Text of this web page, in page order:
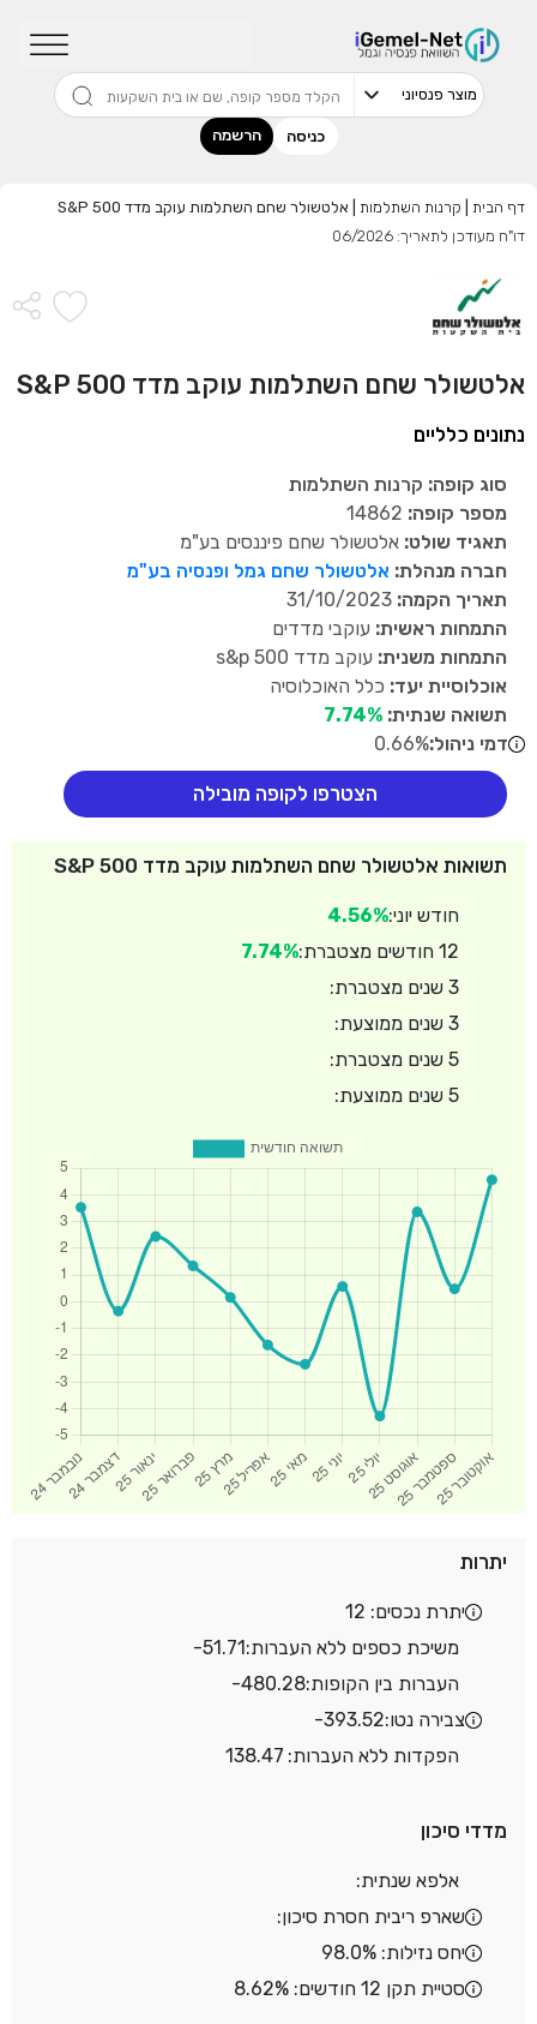
כניסה הרשמה
דף הבית קרנות השתלמות
אלטשולר שחם השתלמות עוקב מדד S&P 500
דו"ח מעודכן לתאריך: 06/2026
אלטשולר שחם השתלמות עוקב מדד S&P 500
נתונים כלליים
סוג קופה: קרנות השתלמות
מספר קופה:
תאגיד שולט: אלטשולר שחם פיננסים בע"מ
חברה מנהלת: אלטשולר שחם גמל ופנסיה בע"מ
תאריך הקמה:
התמחות ראשית: עוקבי מדדים
התמחות משנית: עוקב מדד s&p 500
אוכלוסיית יעד: כלל האוכלוסיה
תשואה שנתית: 7.74%
דמי ניהול:0.66%
הצטרפו לקופה מובילה
תשואות אלטשולר שחם השתלמות עוקב מדד S&P 500
חודש יוני:4.56%
12 חודשים מצטברת:
7.74%
3 שנים מצטברת:
3 שנים ממוצעת:
5 שנים מצטברת:
5 שנים ממוצעת:
יתרות
יתרת נכסים: 12
משיכת כספים ללא העברות:-51.71
העברות בין הקופות:-480.28
צבירה נטו:-393.52
הפקדות ללא העברות: 138.47
מדדי סיכון
אלפא שנתית:
שארפ ריבית חסרת סיכון:
יחס נזילות: 98.0%
סטיית תקן 12 חודשים: 8.62%
שדרגו למסלול המוביל בתשואה בליווי
מתכנן פיננסי (ללא עלות), השאירו פרטים:
אני מאשר שקראתי ומסכיםלתנאי השימוש והפרטיות,וכי
או מצדדים שלישיים.